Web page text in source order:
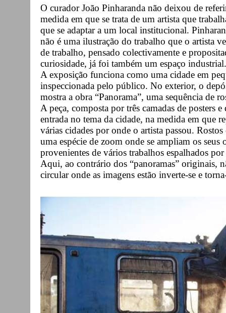
O curador João Pinharanda não deixou de
medida em que se trata de um artista que
que se adaptar a um local institucional.
não é uma ilustração do trabalho que o artista
de trabalho, pensado colectivamente e
curiosidade, já foi também um espaço industrial.
A exposição funciona como uma cidade em
inspeccionada pelo público. No exterior, o
mostra a obra “Panorama”, uma sequência de
A peça, composta por três camadas de posters
entrada no tema da cidade, na medida em que
várias cidades por onde o artista passou.
uma espécie de zoom onde se ampliam os seus
provenientes de vários trabalhos espalhados
Aqui, ao contrário dos “panoramas” originais,
circular onde as imagens estão inverte-se e